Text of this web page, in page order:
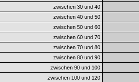
zwischen 30 und 40
zwischen 40 und 50
zwischen 50 und 60
zwischen 60 und 70
zwischen 70 und 80
zwischen 80 und 90
zwischen 90 und 100
zwischen 100 und 120